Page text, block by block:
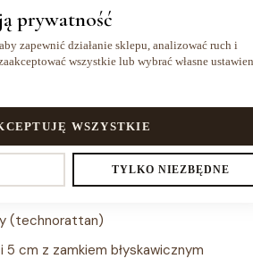
PRO 4 os. to komplet mebli ze
proszkowo i rattanem technicznym,
i na taras. W skład wchodzą
ze szklanym blatem barwionym na
5 mm). Poduszki grubości 5 cm z
proszkowo — kolor czarny
(technorattan)
5 cm z zamkiem błyskawicznym
prywatność
zapewnić działanie sklepu, analizować ruch i
wszystkie lub wybrać własne
TYLKO NIEZBĘDNE
WSZYSTKIE
Niezbędne pliki cookies są